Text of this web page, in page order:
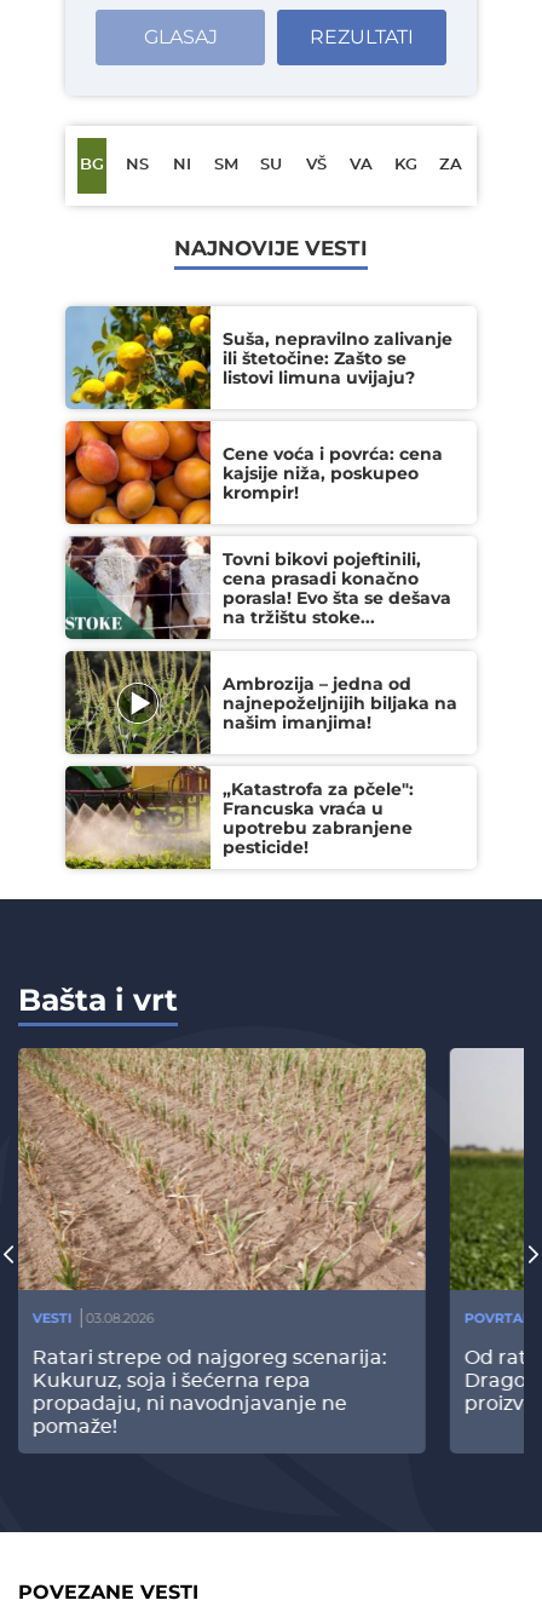
GLASAJ REZULTATI
BG NS NI SM SU VŠ VA KG ZA
NAJNOVIJE VESTI
Suša, nepravilno zalivanje
ili štetočine: Zašto se
listovi limuna uvijaju?
Cene voća i povrća: cena
kajsije niža, poskupeo
krompir!
Tovni bikovi pojeftinili,
cena prasadi konačno
porasla! Evo šta se dešava
na tržištu stoke...
Ambrozija – jedna od
najnepoželjnijih biljaka na
našim imanjima!
„Katastrofa za pčele":
Francuska vraća u
upotrebu zabranjene
pesticide!
Bašta i vrt
VESTI 03.08.2026
Ratari strepe od najgoreg scenarija:
Kukuruz, soja i šećerna repa
propadaju, ni navodnjavanje ne
pomaže!
Od
POVEZANE VESTI